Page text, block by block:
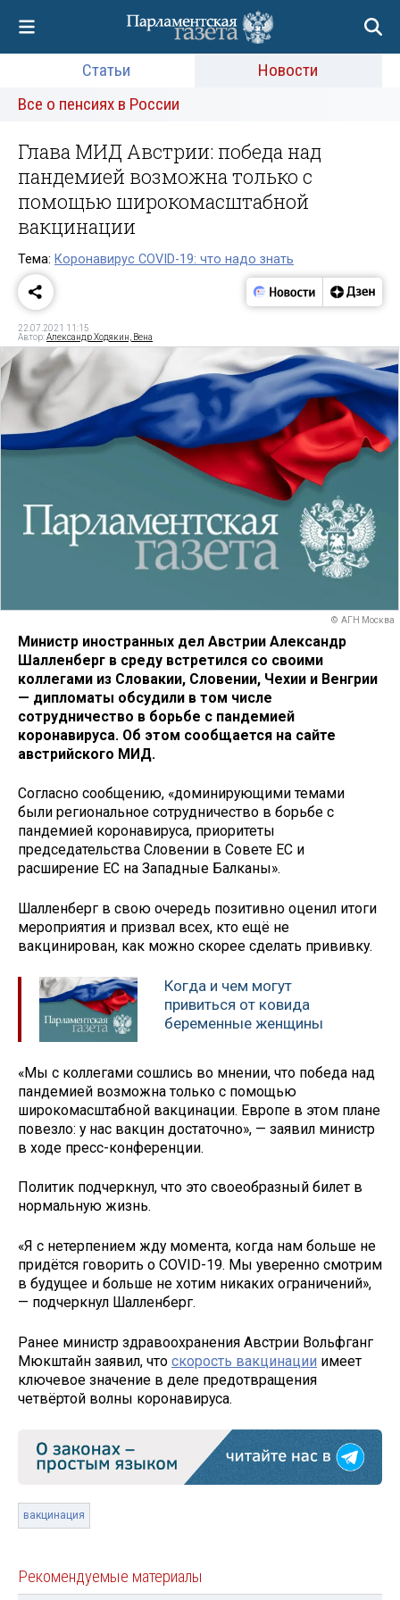
Статьи
Новости
Все о пенсиях в России
Глава МИД Австрии: победа над
пандемией возможна только с
помощью широкомасштабной
вакцинации
Тема: Коронавирус COVID-19: что надо знать
22.07.2021 11:15
Автор:Александр Ходякин, Вена
© АГН Москва
Министр иностранных дел Австрии Александр
Шалленберг в среду встретился со своими
коллегами из Словакии, Словении, Чехии и Венгрии
— дипломаты обсудили в том числе
сотрудничество в борьбе с пандемией
коронавируса. Об этом сообщается на сайте
австрийского МИД.
Согласно сообщению, «доминирующими темами
были региональное сотрудничество в борьбе с
пандемией коронавируса, приоритеты
председательства Словении в Совете ЕС и
расширение ЕС на Западные Балканы».
Шалленберг в свою очередь позитивно оценил итоги
мероприятия и призвал всех, кто ещё не
вакцинирован, как можно скорее сделать прививку.
Когда и чем могут
привиться от ковида
беременные женщины
«Мы с коллегами сошлись во мнении, что победа над
пандемией возможна только с помощью
широкомасштабной вакцинации. Европе в этом плане
повезло: у нас вакцин достаточно», — заявил министр
в ходе пресс-конференции.
Политик подчеркнул, что это своеобразный билет в
нормальную жизнь.
«Я с нетерпением жду момента, когда нам больше не
придётся говорить о COVID-19. Мы уверенно смотрим
в будущее и больше не хотим никаких ограничений»,
— подчеркнул Шалленберг.
Ранее министр здравоохранения Австрии Вольфганг
Мюкштайн заявил, что скорость вакцинации имеет
ключевое значение в деле предотвращения
четвёртой волны коронавируса.
вакцинация
Рекомендуемые материалы